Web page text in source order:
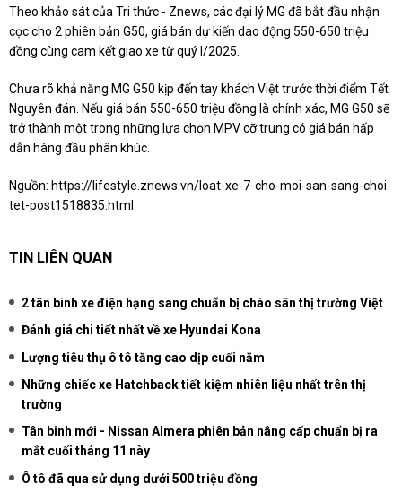
Theo khảo sát của Tri thức - Znews, các đại lý MG đã bắt đầu nhận
cọc cho 2 phiên bản G50, giá bán dự kiến dao động 550-650 triệu
đồng cùng cam kết giao xe từ quý I/2025.
Chưa rõ khả năng MG G50 kịp đến tay khách Việt trước thời điểm Tết
Nguyên đán. Nếu giá bán 550-650 triệu đồng là chính xác, MG G50 sẽ
trở thành một trong những lựa chọn MPV cỡ trung có giá bán hấp
dẫn hàng đầu phân khúc.
Nguồn: https://lifestyle.znews.vn/loat-xe-7-cho-moi-san-sang-choi-
tet-post1518835.html
TIN LIÊN QUAN
2 tân binh xe điện hạng sang chuẩn bị chào sân thị trường Việt
Đánh giá chi tiết nhất về xe Hyundai Kona
Lượng tiêu thụ ô tô tăng cao dịp cuối năm
Những chiếc xe Hatchback tiết kiệm nhiên liệu nhất trên thị
trường
Tân binh mới - Nissan Almera phiên bản nâng cấp chuẩn bị ra
mắt cuối tháng 11 này
Ô tô đã qua sử dụng dưới 500 triệu đồng